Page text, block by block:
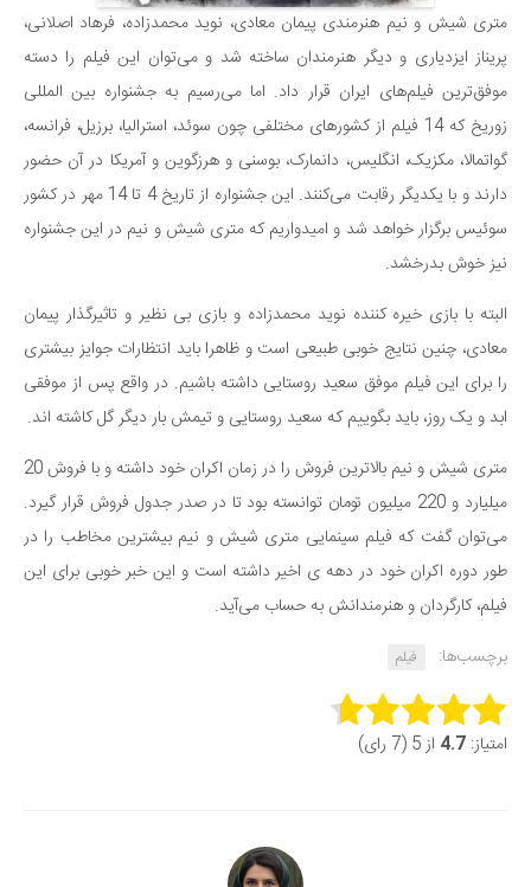
زمین و محیط زیست
خودرو
سرگرمی
دانستنی‌ها
بازی
طنز
فال
اخبار
متری شیش و نیم هنرمندی پیمان معادی، نوید محمدزاده، فرهاد اصلانی،
پریناز ایزدیاری و دیگر هنرمندان ساخته شد و می‌توان این فیلم را دسته
موفق‌ترین فیلم‌های ایران قرار داد. اما می‌رسیم به جشنواره بین المللی
زوریخ که 14 فیلم از کشورهای مختلفی چون سوئد، استرالیا، برزیل، فرانسه،
گواتمالا، مکزیک، انگلیس، دانمارک، بوسنی و هرزگوین و آمریکا در آن حضور
دارند و با یکدیگر رقابت می‌کنند. این جشنواره از تاریخ 4 تا 14 مهر در کشور
سوئیس برگزار خواهد شد و امیدواریم که متری شیش و نیم در این جشنواره
نیز خوش بدرخشد.
البته با بازی خیره کننده نوید محمدزاده و بازی بی نظیر و تاثیرگذار پیمان
معادی، چنین نتایج خوبی طبیعی است و ظاهرا باید انتظارات جوایز بیشتری
را برای این فیلم موفق سعید روستایی داشته باشیم. در واقع پس از موفقی
ابد و یک روز، باید بگوییم که سعید روستایی و تیمش بار دیگر گل کاشته اند.
متری شیش و نیم بالاترین فروش را در زمان اکران خود داشته و با فروش 20
میلیارد و 220 میلیون تومان توانسته بود تا در صدر جدول فروش قرار گیرد.
می‌توان گفت که فیلم سینمایی متری شیش و نیم بیشترین مخاطب را در
طور دوره اکران خود در دهه ی اخیر داشته است و این خبر خوبی برای این
فیلم، کارگردان و هنرمندانش به حساب می‌آید.
برچسب‌ها:
فیلم
Rate this item:
امتیاز: 4.7 از 5 (7 رای)